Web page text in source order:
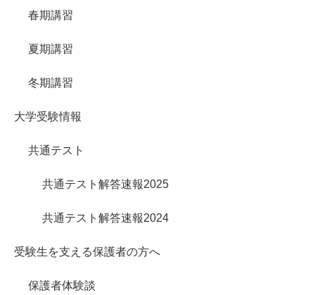
春期講習
夏期講習
冬期講習
大学受験情報
共通テスト
共通テスト解答速報2025
共通テスト解答速報2024
受験生を支える保護者の方へ
保護者体験談